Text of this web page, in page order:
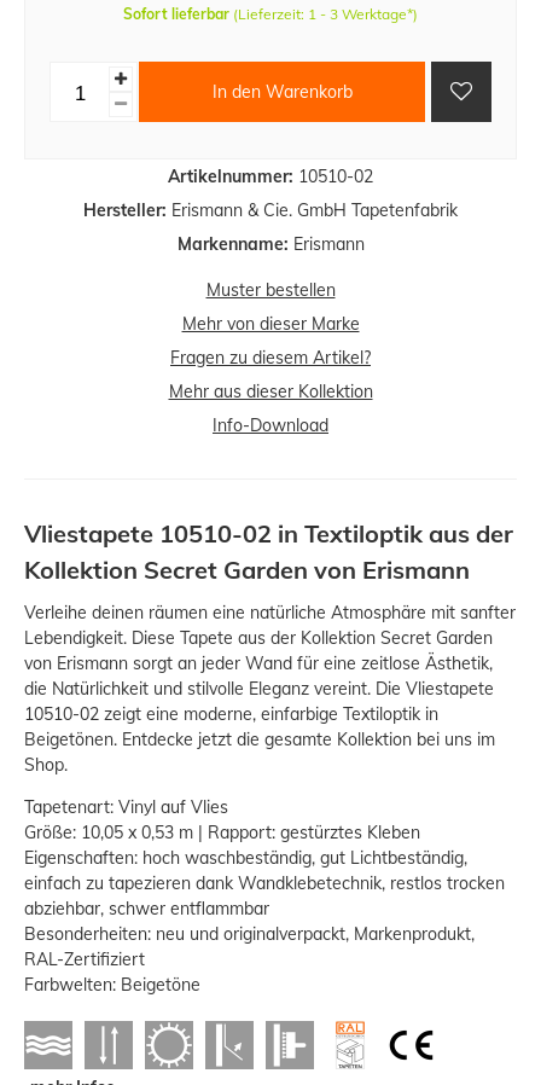
Artikelnummer: 10510-02
Hersteller: Erismann & Cie. GmbH Tapetenfabrik
Markenname: Erismann
Sofort lieferbar (Lieferzeit: 1 - 3 Werktage*)
In den Warenkorb
Muster bestellen
Mehr von dieser Marke
Fragen zu diesem Artikel?
Mehr aus dieser Kollektion
Info-Download
Vliestapete 10510-02 in Textiloptik aus der
Kollektion Secret Garden von Erismann
Verleihe deinen räumen eine natürliche Atmosphäre mit sanfter
Lebendigkeit. Diese Tapete aus der Kollektion Secret Garden
von Erismann sorgt an jeder Wand für eine zeitlose Ästhetik,
die Natürlichkeit und stilvolle Eleganz vereint. Die Vliestapete
10510-02 zeigt eine moderne, einfarbige Textiloptik in
Beigetönen. Entdecke jetzt die gesamte Kollektion bei uns im
Shop.
Tapetenart: Vinyl auf Vlies
Größe: 10,05 x 0,53 m | Rapport: gestürztes Kleben
Eigenschaften: hoch waschbeständig, gut Lichtbeständig,
einfach zu tapezieren dank Wandklebetechnik, restlos trocken
abziehbar, schwer entflammbar
Besonderheiten: neu und originalverpackt, Markenprodukt,
RAL-Zertifiziert
Farbwelten: Beigetöne